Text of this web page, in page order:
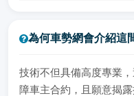
為何車勢網會介紹這
技術不但具備高度專業
障車主合約，且願意揭